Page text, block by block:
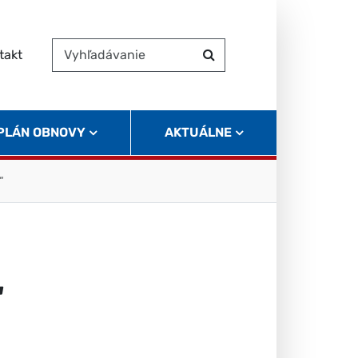
Vyhľadávanie
Hľadať
OBNOVY AKTUÁLNE